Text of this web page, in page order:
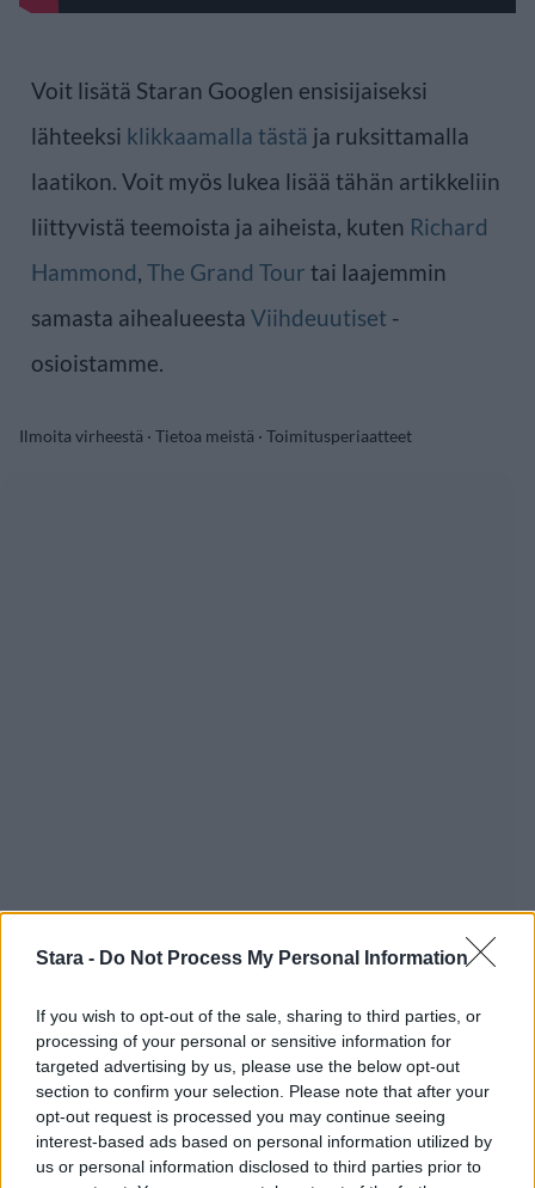
Stara - Do Not Process My Personal Information
If you wish to opt-out of the sale, sharing to third parties, or
processing of your personal or sensitive information for
targeted advertising by us, please use the below opt-out
section to confirm your selection. Please note that after your
opt-out request is processed you may continue seeing
interest-based ads based on personal information utilized by
us or personal information disclosed to third parties prior to
Voit lisätä Staran Googlen ensisijaiseksi
lähteeksi klikkaamalla tästä ja ruksittamalla
laatikon. Voit myös lukea lisää tähän artikkeliin
liittyvistä teemoista ja aiheista, kuten Richard
Hammond, The Grand Tour tai laajemmin
samasta aihealueesta Viihdeuutiset -
osioistamme.
Ilmoita virheestä · Tietoa meistä · Toimitusperiaatteet